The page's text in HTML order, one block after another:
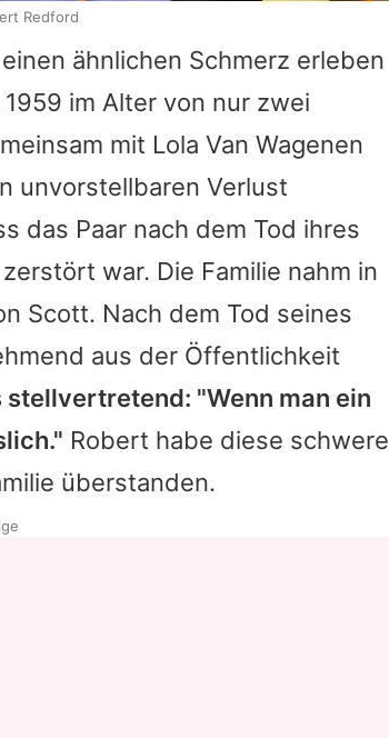
einen ähnlichen Schmerz erleben
im Alter von nur zwei
mit Lola Van Wagenen
unvorstellbaren Verlust
das Paar nach dem Tod ihres
war. Die Familie nahm in
Scott. Nach dem Tod seines
aus der Öffentlichkeit
"Wenn man ein
Robert habe diese schwere
überstanden.
Redford